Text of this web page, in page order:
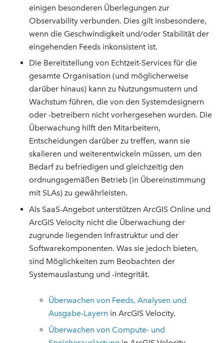
einigen besonderen Überlegungen zur
Observability verbunden. Dies gilt insbesondere,
wenn die Geschwindigkeit und/oder Stabilität der
eingehenden Feeds inkonsistent ist.
Die Bereitstellung von Echtzeit-Services für die
gesamte Organisation (und möglicherweise
darüber hinaus) kann zu Nutzungsmustern und
Wachstum führen, die von den Systemdesignern
oder -betreibern nicht vorhergesehen wurden. Die
Überwachung hilft den Mitarbeitern,
Entscheidungen darüber zu treffen, wann sie
skalieren und weiterentwickeln müssen, um den
Bedarf zu befriedigen und gleichzeitig den
ordnungsgemäßen Betrieb (in Übereinstimmung
mit SLAs) zu gewährleisten.
Als SaaS-Angebot unterstützen ArcGIS Online und
ArcGIS Velocity nicht die Überwachung der
zugrunde liegenden Infrastruktur und der
Softwarekomponenten. Was sie jedoch bieten,
sind Möglichkeiten zum Beobachten der
Systemauslastung und -integrität.
Überwachen von Feeds, Analysen und
Ausgabe-Layern in ArcGIS Velocity.
Überwachen von Compute- und